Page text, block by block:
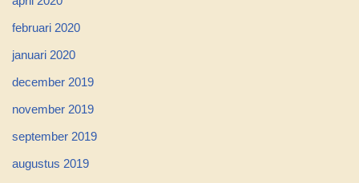
februari 2020
januari 2020
december 2019
november 2019
september 2019
augustus 2019